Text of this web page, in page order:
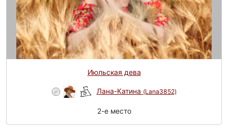
Июльская дева
Лана-Катина (Lana3852)
2-e место